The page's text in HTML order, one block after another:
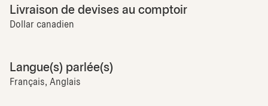
Livraison de devises au comptoir
Dollar canadien
Langue(s) parlée(s)
Français, Anglais